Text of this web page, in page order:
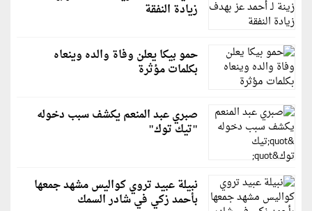
زيادة النفقة
حمو بيكا يعلن وفاة والده وينعاه
بكلمات مؤثرة
صبري عبد المنعم يكشف سبب دخوله
"تيك توك"
نبيلة عبيد تروي كواليس مشهد جمعها
بأحمد زكي في شادر السمك